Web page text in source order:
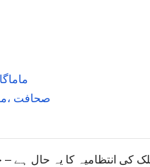
صحافت
کی انتظامیہ کا یہ حال ہے